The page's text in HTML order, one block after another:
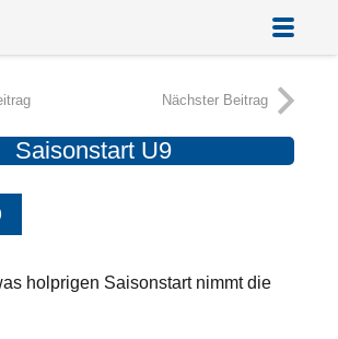
Nächster Beitrag
Saisonstart U9
holprigen Saisonstart nimmt die